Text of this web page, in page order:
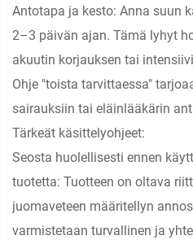
Antotapa ja kesto: Anna suun
2–3 päivän ajan. Tämä lyhyt
akuutin korjauksen tai
Ohje "toista tarvittaessa"
sairauksiin tai eläinlääkärin
Tärkeät käsittelyohjeet:
Seosta huolellisesti ennen
tuotetta: Tuotteen on oltava
juomaveteen määritellyn
varmistetaan turvallinen ja